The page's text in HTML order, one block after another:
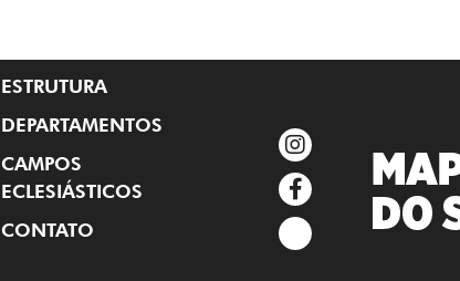
ESTRUTURA
DEPARTAMENTOS
CAMPOS
ECLESIÁSTICOS
CONTATO